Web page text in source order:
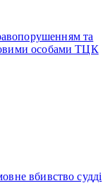
та
особами ТЦК
вбивство судді